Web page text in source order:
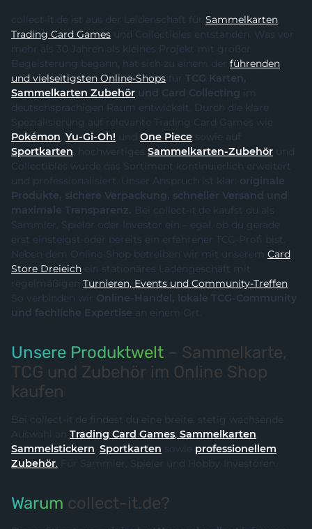
collect-it.de ist aus der Leidenschaft für Sammelkarten,
Trading Card Games und Collectibles entstanden. Was vor
mehr als 30 Jahren als kleines Projekt mit großer
Begeisterung begann, hat sich zu einem der führenden
und vielseitigsten Online-Shops für TCG Karten,
Sammelkarten Zubehör und Card Collecting
im
deutschsprachigen Raum entwickelt. Durch die klare
Spezialisierung auf relevante Trading Card Games wie
Pokémon, Yu-Gi-Oh! und One Piece sowie auf
Sportkarten , hochwertiges Sammelkarten-Zubehör
Collectibles wurde das Sortiment kontinuierlich erweitert
und professionalisiert. Unser Anspruch ist klar: originale
Produkte, sichere Verpackung, schneller Versand und
maximale Transparenz. Bei collect-it.de kaufst du als
Sammler, Spieler oder Investor ein – egal, ob du gerade
erst einsteigst oder bereits ein erfahrener TCG-Profi bist.
Neben dem Online-Shop betreiben wir mit unserem Card
Store Dreieich ein stationäres Ladengeschäft mit
regelmäßigen
Turnieren, Events und Community-Treffen.
So verbinden wir Online-Handel, lokale TCG-Community
und fachliche Expertise an einem Ort.
Unsere Produktwelt – Sammelkarte,
TCG und Zubehör im Online Shop
kaufen
Bei collect-it.de findest du eine breite, stetig wachsende
Auswahl an
Trading Card Games, Sammelkarten,
Sammelstickern, Sportkarten sowie professionellem
Zubehör. Für Sammler, Spieler und Hobby-Investoren.
Warum collect-it.de?